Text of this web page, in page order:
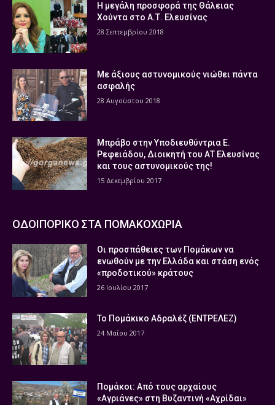
Η μεγάλη προσφορά της Θάλειας
Χούντα στο Α.Τ. Ελευσίνας
28 Σεπτεμβρίου 2018
Με άξιους αστυνομικούς νιώθει πάντα
ασφαλής
28 Αυγούστου 2018
Μπράβο στην Υποδιευθύντρια Ε.
Ρεφειάδου, Διοικητή του ΑΤ Ελευσίνας
και τους αστυνομικούς της!
15 Δεκεμβρίου 2017
ΟΔΟΙΠΟΡΙΚΟ ΣΤΑ ΠΟΜΑΚΟΧΩΡΙΑ
Οι προσπάθειες των Πομάκων να
ενωθούν με την Ελλάδα και στάση ενός
«προδοτικού» κράτους
26 Ιουλίου 2017
Το Πομάκικο Αδραλέζ (ΕΝΤΡΕΛΕΖ)
24 Μαΐου 2017
Πομάκοι: Από τους αρχαίους
«Αγριάνες» στη Βυζαντινή «Αχρίδαι»